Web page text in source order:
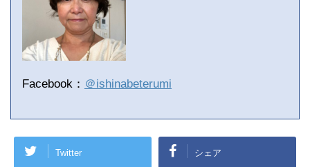
Facebook： ＠ishinabeterumi
Twitter シェア